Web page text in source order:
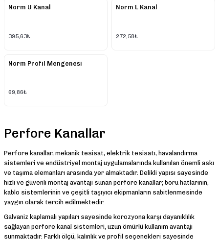
Norm U Kanal
395,63₺
Norm L Kanal
272,58₺
Norm Profil Mengenesi
69,86₺
Perfore Kanallar
Perfore kanallar, mekanik tesisat, elektrik tesisatı, havalandırma
sistemleri ve endüstriyel montaj uygulamalarında kullanılan önemli askı
ve taşıma elemanları arasında yer almaktadır. Delikli yapısı sayesinde
hızlı ve güvenli montaj avantajı sunan perfore kanallar; boru hatlarının,
kablo sistemlerinin ve çeşitli taşıyıcı ekipmanların sabitlenmesinde
yaygın olarak tercih edilmektedir.
Galvaniz kaplamalı yapıları sayesinde korozyona karşı dayanıklılık
sağlayan perfore kanal sistemleri, uzun ömürlü kullanım avantajı
sunmaktadır. Farklı ölçü, kalınlık ve profil seçenekleri sayesinde